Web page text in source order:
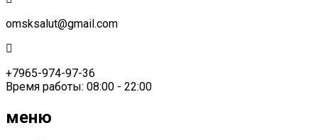
omsksalut@gmail.com
+7965-974-97-36
Время работы: 08:00 - 22:00
меню